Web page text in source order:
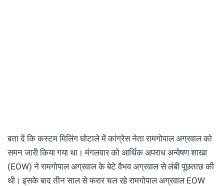
बता दें कि कस्टम मिलिंग घोटाले में कांग्रेस नेता रामगोपाल अग्रवाल को
समन जारी किया गया था। मंगलवार को आर्थिक अपराध अन्वेषण शाखा
(EOW) ने रामगोपाल अग्रवाल के बेटे वैभव अग्रवाल से लंबी पूछताछ की
थी। इसके बाद तीन साल से फरार चल रहे रामगोपाल अग्रवाल EOW